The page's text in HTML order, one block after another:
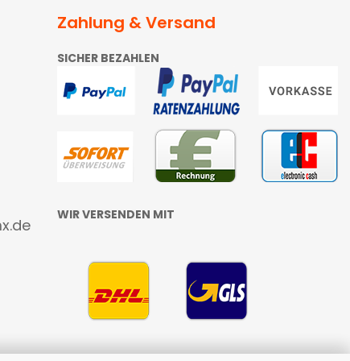
Zahlung & Versand
SICHER BEZAHLEN
WIR VERSENDEN MIT